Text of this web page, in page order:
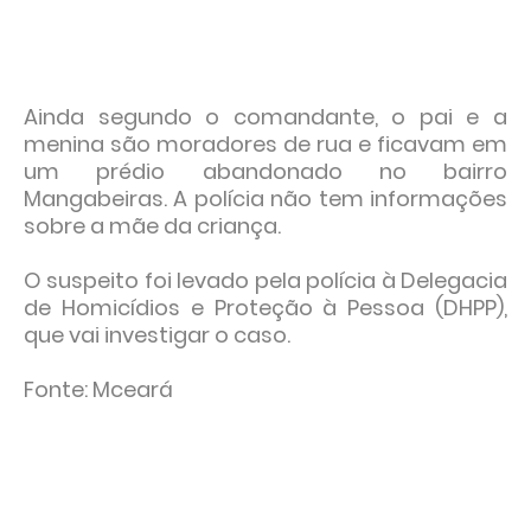
Ainda segundo o comandante, o pai e a
menina são moradores de rua e ficavam em
um prédio abandonado no bairro
Mangabeiras. A polícia não tem informações
sobre a mãe da criança.
O suspeito foi levado pela polícia à Delegacia
de Homicídios e Proteção à Pessoa (DHPP),
que vai investigar o caso.
Fonte: Mceará